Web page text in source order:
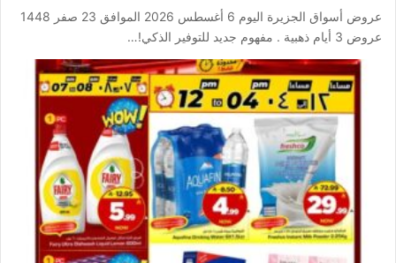
عروض أسواق الجزيرة اليوم 6 أغسطس 2026 الموافق 23 صفر 1448
عروض 3 أيام ذهبية . مفهوم جديد للتوفير الذكي!…